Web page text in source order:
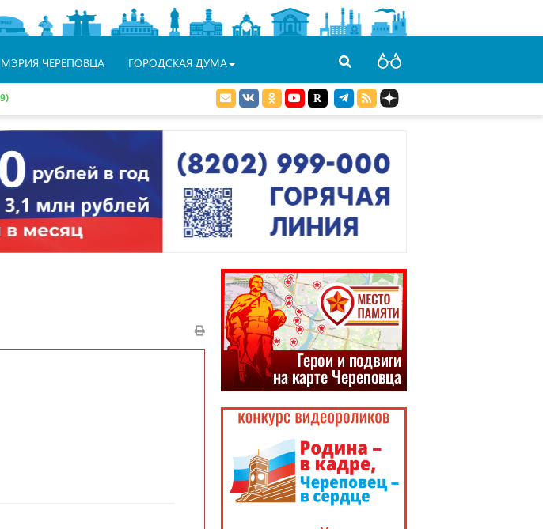
МЭРИЯ ЧЕРЕПОВЦА ГОРОДСКАЯ ДУМА